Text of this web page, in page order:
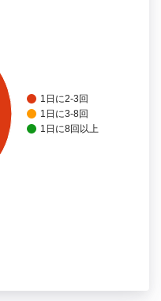
1日に2-3回
1日に3-8回
1日に8回以上